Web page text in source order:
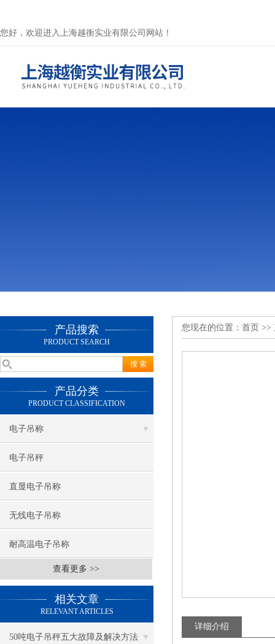
您好，欢迎进入上海越衡实业有限公司网站！
产品搜索
PRODUCT SEARCH
产品分类
PRODUCT CLASSIFICATION
电子吊称
电子吊秤
直显电子吊称
无线电子吊称
耐高温电子吊称
查看更多 >>
相关文章
RELEVANT ARTICLES
50吨电子吊秤五大故障及解决方法
您现在的位置： 首页 >>
详细介绍